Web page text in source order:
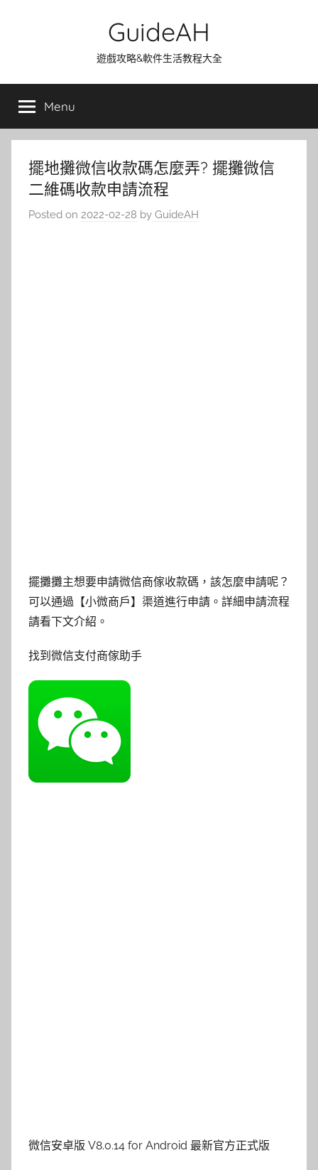
GuideAH
遊戲攻略&軟件生活教程大全
Menu
擺地攤微信收款碼怎麼弄? 擺攤微信
二維碼收款申請流程
Posted on 2022-02-28 by GuideAH
擺攤攤主想要申請微信商傢收款碼，該怎麼申請呢？
可以通過【小微商戶】渠道進行申請。詳細申請流程
請看下文介紹。
找到微信支付商傢助手
微信安卓版 V8.0.14 for Android 最新官方正式版